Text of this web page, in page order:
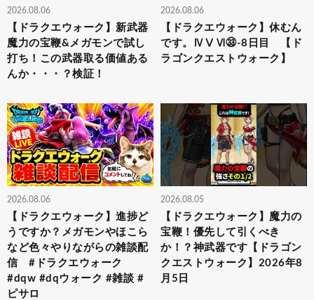
2026.08.06
【ドラクエウォーク】新武器
魔力の宝鞭&メガモンで試し
打ち！この武器取る価値ある
んか・・・？検証！
2026.08.06
【ドラクエウォーク】休むん
です。ⅣⅤⅥ㉝-8日目 【ド
ラゴンクエストウォーク】
2026.08.06
【ドラクエウォーク】進捗ど
うですか？メガモンやほこら
など色々やりながらの雑談配
信 #ドラクエウォーク
#dqw #dqウォーク #雑談 #
ピサロ
2026.08.05
【ドラクエウォーク】魔力の
宝鞭！優先して引くべき
か！？神武器です【ドラゴン
クエストウォーク】2026年8
月5日